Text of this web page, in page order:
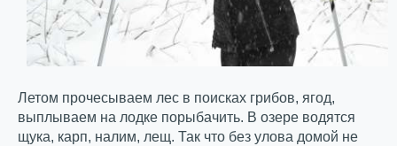
Летом прочесываем лес в поисках грибов, ягод,
выплываем на лодке порыбачить. В озере водятся
щука, карп, налим, лещ. Так что без улова домой не